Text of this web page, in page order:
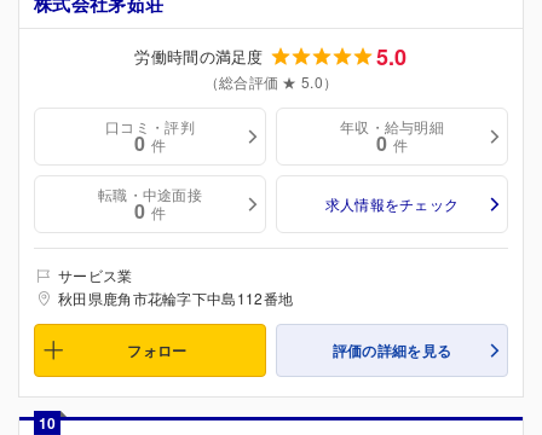
労働時間の満足度 5.0
（総合評価 ★ 5.0）
口コミ・評判
0 件
年収・給与明細
0 件
転職・中途面接
0 件 求人情報をチェック
サービス業
秋田県鹿角市花輪字下中島112番地
フォロー 評価の詳細を見る
10